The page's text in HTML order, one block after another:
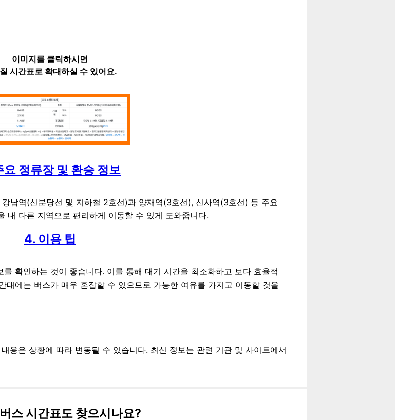
이미지를 클릭하시면
시간표로 확대하실 수 있어요.
요 정류장 및 환승 정보
남역(신분당선 및 지하철 2호선)과 양재역(3호선), 신사역(3호선) 등 주요
내 다른 지역으로 편리하게 이동할 수 있게 도와줍니다.
4. 이용 팁
확인하는 것이 좋습니다. 이를 통해 대기 시간을 최소화하고 보다 효율적
대에는 버스가 매우 혼잡할 수 있으므로 가능한 여유를 가지고 이동할 것을
용은 상황에 따라 변동될 수 있습니다. 최신 정보는 관련 기관 및 사이트에서
스 시간표도 찾으시나요?